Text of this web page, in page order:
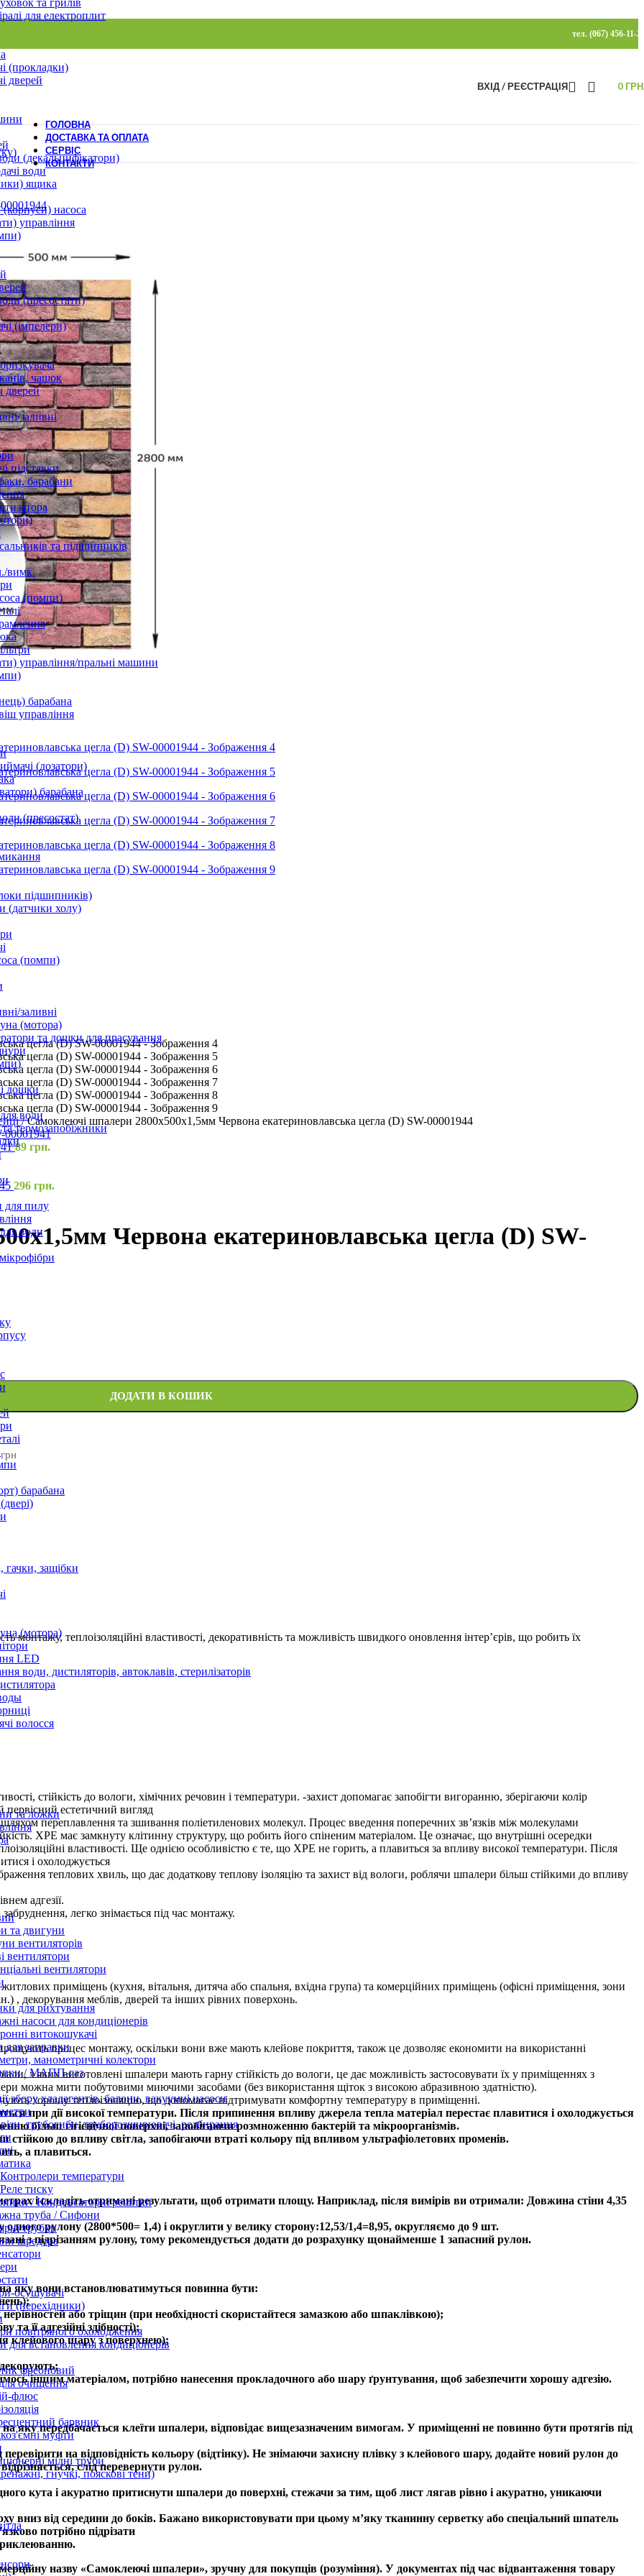
тел. (067) 456-11-
для електроплит
(прокладки)
дверей
(декальцифікатори)
води
ящика
насоса
управління
(пресостати)
(імпелери)
чашок
дверей
заливні
підставки
барабани
та підшипників
вимк.
(помпи)
управління/пральні машини
барабана
управління
(дозатори)
барабана
(пресостат)
підшипників)
(датчики холу)
(помпи)
заливні
(мотора)
та дошки для прасування
дошки
води
термозапобіжники
для пилу
води
барабана
защібки
(мотора)
LED
води, дистиляторів, автоклавів, стерилізаторів
волосся
та ложки
та двигуни
вентиляторів
вентилятори
вентилятори
для рихтування
насоси для кондиціонерів
витокошукачі
для заправки
манометричні колектори
/ МАПП-газ
збору хладагентів, балони, вакуумні насоси
трубогиби, труборозширювачі, розбирання
Контролери температури
Реле тиску
/ Конденсаторні решітки
труба / Сифони
трубки
шредера
осушувачі
(перехідники)
повітряного охолодження
встановлення кондиціонерів
фреоновий
очищення
флюс
барвник
муфти
мідні труби
гнучкі, пояскові тени)
ВХІД / РЕЄСТРАЦІЯ 0
ГОЛОВНА
ДОСТАВКА ТА ОПЛАТА
СЕРВІС
КОНТАКТИ
/ Самоклеючі шпалери 2800х500х1,5мм Червона екатериновлавська цегла (D) SW-00001944
89 грн.
296 грн.
Червона екатериновлавська цегла (D) SW-
ДОДАТИ В КОШИК
монтажу, теплоізоляційні властивості, декоративність та можливість швидкого оновлення інтер’єрів, що робить їх
стійкість до вологи, хімічних речовин і температури. -захист допомагає запобігти вигоранню, зберігаючи колір
первісний естетичний вигляд
переплавлення та зшивання поліетиленових молекул. Процес введення поперечних зв’язків між молекулами
XPE має замкнуту клітинну структуру, що робить його спіненим матеріалом. Це означає, що внутрішні осередки
властивості. Ще однією особливістю є те, що ХРЕ не горить, а плавиться за впливу високої температури. Після
і охолоджується
теплових хвиль, що дає додаткову теплову ізоляцію та захист від вологи, роблячи шпалери більш стійкими до впливу
адгезії.
легко знімається під час монтажу.
приміщень (кухня, вітальня, дитяча або спальня, вхідна група) та комерційних приміщень (офісні приміщення, зони
, декорування меблів, дверей та інших рівних поверхонь.
процес монтажу, оскільки вони вже мають клейове покриття, також це дозволяє економити на використанні
з яких виготовлені шпалери мають гарну стійкість до вологи, це дає можливість застосовувати їх у приміщеннях з
можна мити побутовими миючими засобами (без використання щіток з високою абразивною здатністю).
хорошу теплоізоляцію, що допомагає підтримувати комфортну температуру в приміщенні.
при дії високої температури. Після припинення впливу джерела тепла матеріал перестає плавитися і охолоджується
більш гігієнічної поверхні, запобігаючи розмноженню бактерій та мікроорганізмів.
до впливу світла, запобігаючи втраті кольору під впливом ультрафіолетових променів.
а плавиться.
і складіть отримані результати, щоб отримати площу. Наприклад, після вимірів ви отримали: Довжина стіни 4,35
рулону (2800*500= 1,4) і округлити у велику сторону:12,53/1,4=8,95, округляємо до 9 шт.
з підрізанням рулону, тому рекомендується додати до розрахунку щонайменше 1 запасний рулон.
яку вони встановлюватимуться повинна бути:
або тріщин (при необхідності скористайтеся замазкою або шпаклівкою);
її адгезійні здібності);
клейового шару з поверхнею);
іншим матеріалом, потрібно нанесення прокладочного або шару ґрунтування, щоб забезпечити хорошу адгезію.
яку передбачається клеїти шпалери, відповідає вищезазначеним вимогам. У приміщенні не повинно бути протягів під
на відповідність кольору (відтінку). Не знімаючи захисну плівку з клейового шару, додайте новий рулон до
слід перевернути рулон.
кута і акуратно притиснути шпалери до поверхні, стежачи за тим, щоб лист лягав рівно і акуратно, уникаючи
вниз від середини до боків. Бажано використовувати при цьому м’яку тканинну серветку або спеціальний шпатель
потрібно підрізати
назву «Самоклеючі шпалери», зручну для покупців (розуміння). У документах під час відвантаження товару